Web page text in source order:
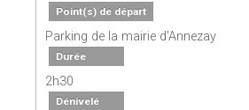
Point(s) de départ
Parking de la mairie d'Annezay
Durée
2h30
Dénivelé